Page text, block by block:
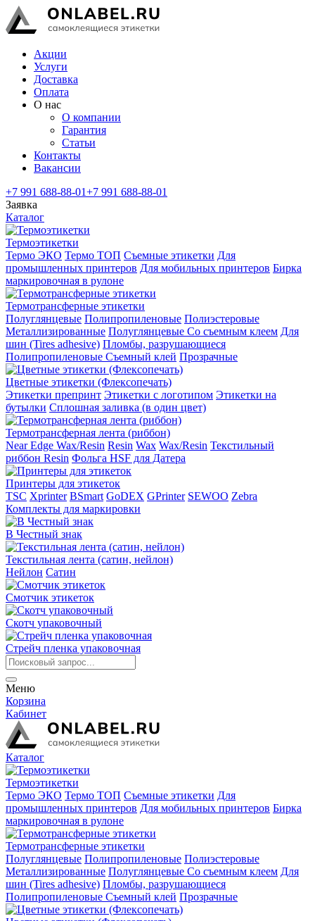
Акции
Услуги
Доставка
Оплата
О нас
О компании
Гарантия
Статьи
Контакты
Вакансии
+7 991 688-88-01+7 991 688-88-01
Заявка
Каталог
Термоэтикетки
Термо ЭКО Термо ТОП Съемные этикетки Для
промышленных принтеров Для мобильных принтеров Бирка
маркировочная в рулоне
Термотрансферные этикетки
Полуглянцевые Полипропиленовые Полиэстеровые
Металлизированные Полуглянцевые Со съемным клеем Для
шин (Tires adhesive) Пломбы, разрушающиеся
Полипропиленовые Съемный клей Прозрачные
Цветные этикетки (Флексопечать)
Этикетки препринт Этикетки с логотипом Этикетки на
бутылки Сплошная заливка (в один цвет)
Термотрансферная лента (риббон)
Near Edge Wax/Resin Resin Wax Wax/Resin Текстильный
риббон Resin Фольга HSF для Датера
Принтеры для этикеток
TSC Xprinter BSmart GoDEX GPrinter SEWOO Zebra
Комплекты для маркировки
В Честный знак
Текстильная лента (сатин, нейлон)
Нейлон Сатин
Смотчик этикеток
Скотч упаковочный
Стрейч пленка упаковочная
Меню
Корзина
Кабинет
Каталог
Термоэтикетки
Термо ЭКО Термо ТОП Съемные этикетки Для
промышленных принтеров Для мобильных принтеров Бирка
маркировочная в рулоне
Термотрансферные этикетки
Полуглянцевые Полипропиленовые Полиэстеровые
Металлизированные Полуглянцевые Со съемным клеем Для
шин (Tires adhesive) Пломбы, разрушающиеся
Полипропиленовые Съемный клей Прозрачные